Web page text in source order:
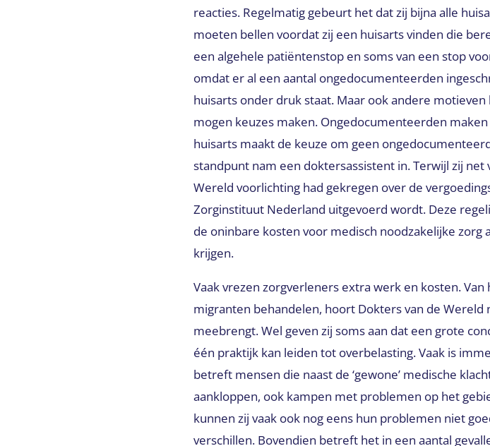
reacties. Regelmatig gebeurt het dat zij bijna alle
moeten bellen voordat zij een huisarts vinden die
een algehele patiëntenstop en soms van een stop
omdat er al een aantal ongedocumenteerden
huisarts onder druk staat. Maar ook andere
mogen keuzes maken. Ongedocumenteerden
huisarts maakt de keuze om geen
standpunt nam een doktersassistent in. Terwijl zij
Wereld voorlichting had gekregen over de
Zorginstituut Nederland uitgevoerd wordt. Deze
de oninbare kosten voor medisch noodzakelijke
krijgen.
Vaak vrezen zorgverleners extra werk en kosten.
migranten behandelen, hoort Dokters van de
meebrengt. Wel geven zij soms aan dat een grote
één praktijk kan leiden tot overbelasting. Vaak is
betreft mensen die naast de ‘gewone’ medische
aankloppen, ook kampen met problemen op het
kunnen zij vaak ook nog eens hun problemen niet
verschillen. Bovendien betreft het in een aantal